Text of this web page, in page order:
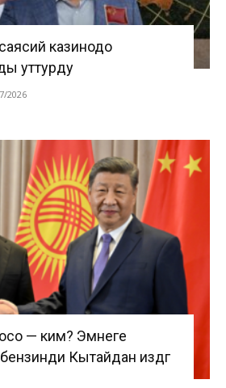
казинодо
уттурду
2026
— ким? Эмнеге
Кытайдан издөөгө